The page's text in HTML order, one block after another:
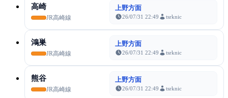
高崎
JR高崎線
上野方面
26/07/31 22:49 tsrknic
鴻巣
JR高崎線
上野方面
26/07/31 22:49 tsrknic
熊谷
JR高崎線
上野方面
26/07/31 22:49 tsrknic